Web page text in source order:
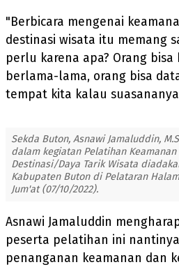
"Berbicara mengenai
destinasi wisata itu memang
perlu karena apa? Orang
berlama-lama, orang bisa
tempat kita kalau
Sekda Buton, Asnawi Jamaluddin,
dalam kegiatan Pelatihan
Destinasi/Daya Tarik Wisata
Kabupaten Buton di Pelataran
Jum'at (07/10/2022).
Asnawi Jamaluddin
peserta pelatihan ini
penanganan keamanan dan